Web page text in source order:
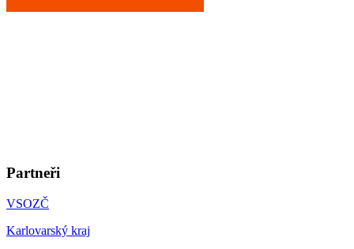
Partneři
VSOZČ
Karlovarský kraj